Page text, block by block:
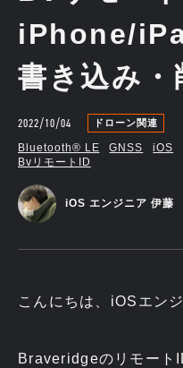
iPhone/
書き込み・
2022/10/04 ドローン関連
Bluetooth®︎ LE GNSS iOS
BvリモートID
iOS エンジニア 伊藤
こんにちは、iOSエン
Braveridgeのリモート